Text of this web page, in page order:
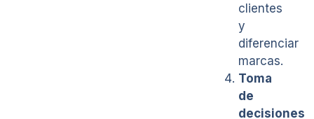
clientes
y
diferenciar
marcas.
Toma
de
decisiones